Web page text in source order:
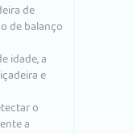
de
de balanço
idade, a
e
o
a